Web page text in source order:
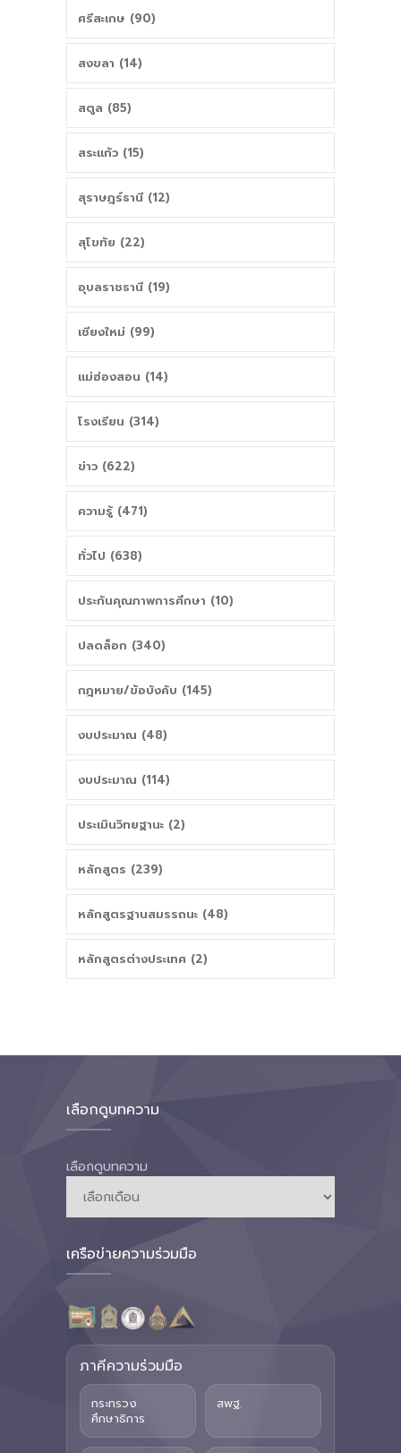
ศรีสะเกษ (90)
สงขลา (14)
สตูล (85)
สระแก้ว (15)
สุราษฎร์ธานี (12)
สุโขทัย (22)
อุบลราชธานี (19)
เชียงใหม่ (99)
แม่ฮ่องสอน (14)
โรงเรียน (314)
ข่าว (622)
ความรู้ (471)
ทั่วไป (638)
ประกันคุณภาพการศึกษา (10)
ปลดล็อก (340)
กฎหมาย/ข้อบังคับ (145)
งบประมาณ (48)
งบประมาณ (114)
ประเมินวิทยฐานะ (2)
หลักสูตร (239)
หลักสูตรฐานสมรรถนะ (48)
หลักสูตรต่างประเทศ (2)
เลือกดูบทความ
เลือกดูบทความ
เครือข่ายความร่วมมือ
ภาคีความร่วมมือ
กระทรวง
ศึกษาธิการ
สพฐ.